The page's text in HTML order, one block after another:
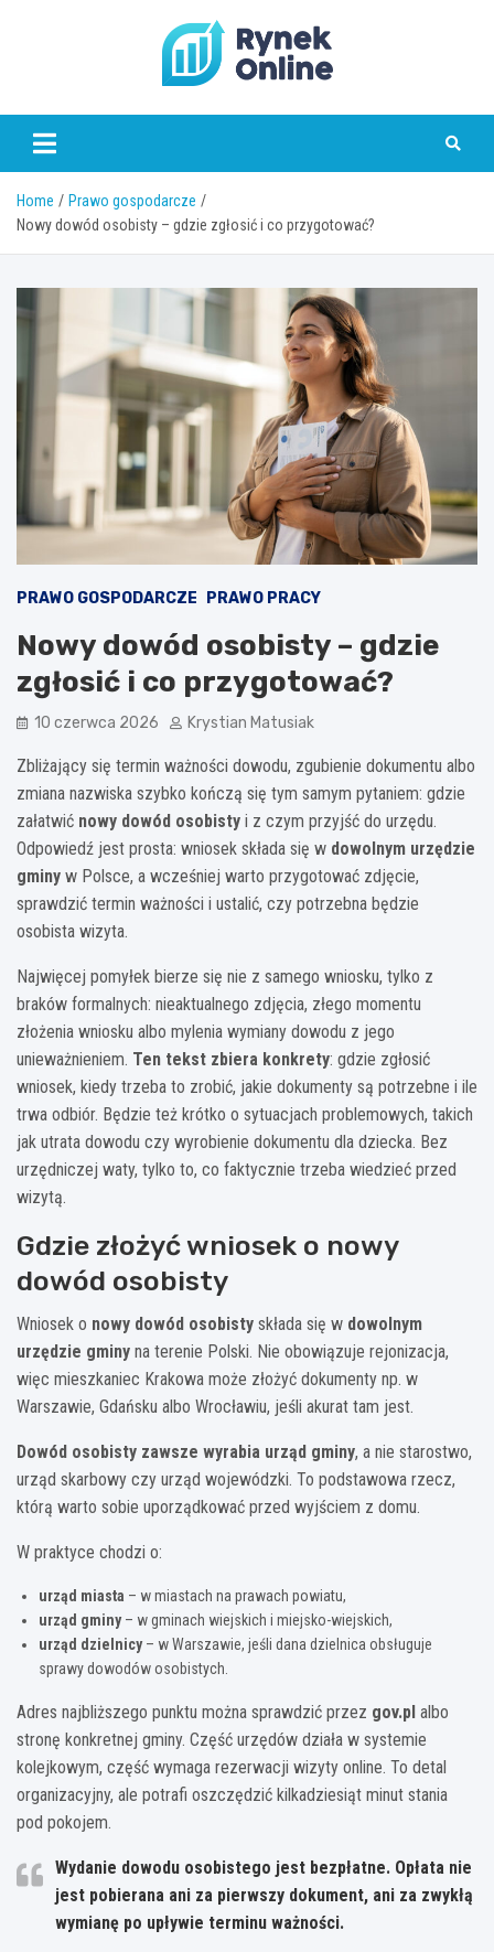
www.rynekonline.pl
Home
Prawo gospodarcze
Nowy dowód osobisty – gdzie zgłosić i co przygotować?
PRAWO GOSPODARCZE PRAWO PRACY
Nowy dowód osobisty – gdzie
zgłosić i co przygotować?
10 czerwca 2026 Krystian Matusiak
Zbliżający się termin ważności dowodu, zgubienie dokumentu albo
zmiana nazwiska szybko kończą się tym samym pytaniem: gdzie
załatwić nowy dowód osobisty i z czym przyjść do urzędu.
Odpowiedź jest prosta: wniosek składa się w dowolnym urzędzie
gminy w Polsce, a wcześniej warto przygotować zdjęcie,
sprawdzić termin ważności i ustalić, czy potrzebna będzie
osobista wizyta.
Najwięcej pomyłek bierze się nie z samego wniosku, tylko z
braków formalnych: nieaktualnego zdjęcia, złego momentu
złożenia wniosku albo mylenia wymiany dowodu z jego
unieważnieniem. Ten tekst zbiera konkrety: gdzie zgłosić
wniosek, kiedy trzeba to zrobić, jakie dokumenty są potrzebne i ile
trwa odbiór. Będzie też krótko o sytuacjach problemowych, takich
jak utrata dowodu czy wyrobienie dokumentu dla dziecka. Bez
urzędniczej waty, tylko to, co faktycznie trzeba wiedzieć przed
wizytą.
Gdzie złożyć wniosek o nowy
dowód osobisty
Wniosek o nowy dowód osobisty składa się w dowolnym
urzędzie gminy na terenie Polski. Nie obowiązuje rejonizacja,
więc mieszkaniec Krakowa może złożyć dokumenty np. w
Warszawie, Gdańsku albo Wrocławiu, jeśli akurat tam jest.
Dowód osobisty zawsze wyrabia urząd gminy, a nie starostwo,
urząd skarbowy czy urząd wojewódzki. To podstawowa rzecz,
którą warto sobie uporządkować przed wyjściem z domu.
W praktyce chodzi o:
urząd miasta – w miastach na prawach powiatu,
urząd gminy– w gminach wiejskich i miejsko-wiejskich,
urząd dzielnicy– w Warszawie, jeśli dana dzielnica obsługuje
sprawy dowodów osobistych.
Adres najbliższego punktu można sprawdzić przez gov.pl albo
stronę konkretnej gminy. Część urzędów działa w systemie
kolejkowym, część wymaga rezerwacji wizyty online. To detal
organizacyjny, ale potrafi oszczędzić kilkadziesiąt minut stania
pod pokojem.
Wydanie dowodu osobistego jest bezpłatne. Opłata nie
jest pobierana ani za pierwszy dokument, ani za zwykłą
wymianę po upływie terminu ważności.